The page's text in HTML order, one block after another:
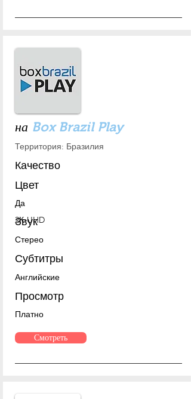
на Box Brazil Play
Территория: Бразилия
Качество
Цвет
Да
2К-UHD
Звук
Стерео
Субтитры
Английские
Просмотр
Платно
Смотреть